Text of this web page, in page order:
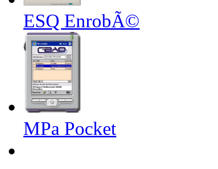
ESQ EnrobÃ©
MPa Pocket